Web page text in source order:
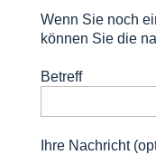
Wenn Sie noch
können Sie die
Betreff
Ihre Nachricht